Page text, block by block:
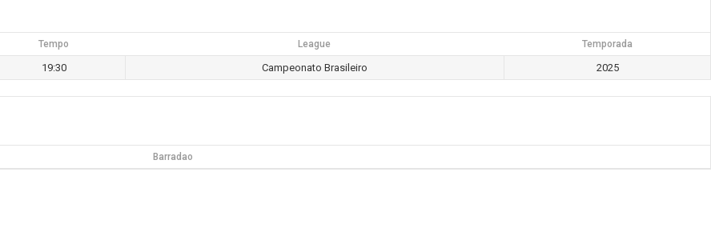
Tempo League Temporada
19:30 Campeonato Brasileiro 2025
Barradao